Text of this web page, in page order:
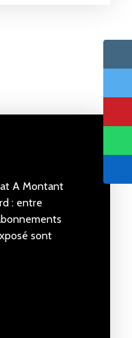
A Montant
: entre
sont